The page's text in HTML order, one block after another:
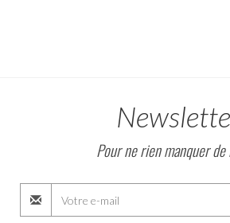
Pour ne rien manquer de